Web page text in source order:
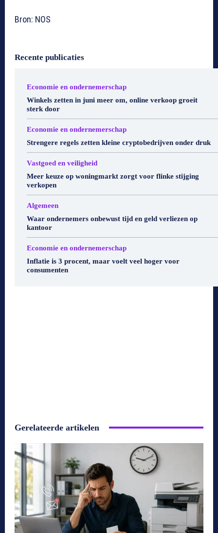
Bron: NOS
Recente publicaties
Economie en ondernemerschap
Winkels zetten in juni meer om, online verkoop groeit
sterk door
Economie en ondernemerschap
Strengere regels zetten kleine cryptobedrijven onder druk
Vastgoed en veiligheid
Meer keuze op woningmarkt zorgt voor flinke stijging
verkopen
Algemeen
Waar ondernemers onbewust tijd en geld verliezen op
kantoor
Economie en ondernemerschap
Inflatie is 3 procent, maar voelt veel hoger voor
consumenten
Gerelateerde artikelen